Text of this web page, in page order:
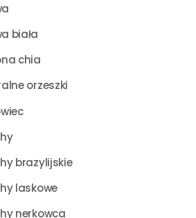
biała
chia
orzeszki
brazylijskie
laskowe
nerkowca